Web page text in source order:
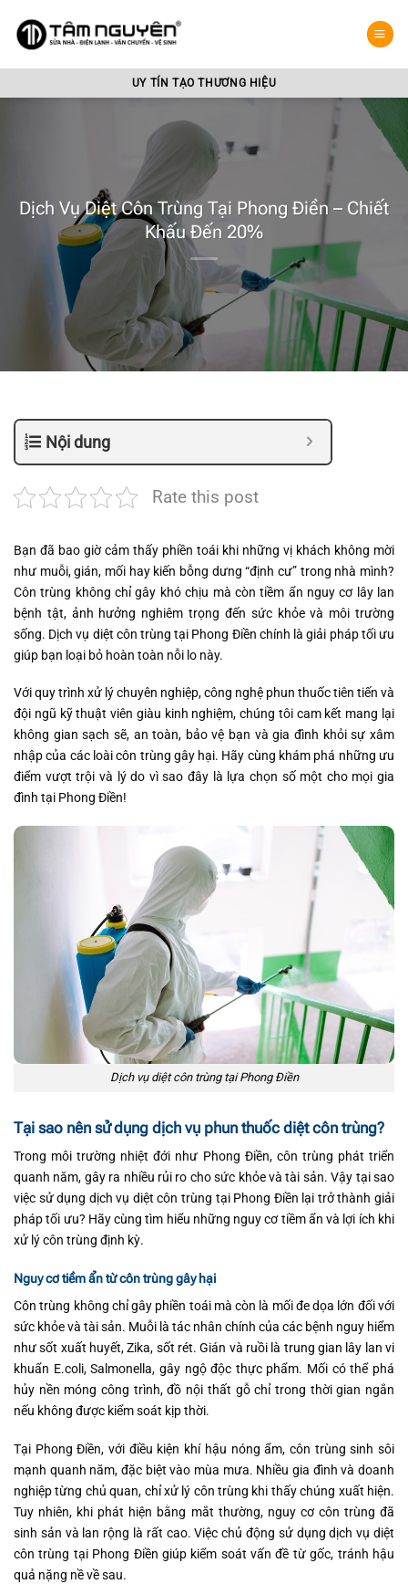
qua
dung
UY TÍN TẠO THƯƠNG HIỆU
Dịch Vụ Diệt Côn Trùng Tại Phong Điền – Chiết
Khấu Đến 20%
Nội dung
Rate this post
Bạn đã bao giờ cảm thấy phiền toái khi những vị khách không mời
như muỗi, gián, mối hay kiến bỗng dưng “định cư” trong nhà mình?
Côn trùng không chỉ gây khó chịu mà còn tiềm ẩn nguy cơ lây lan
bệnh tật, ảnh hưởng nghiêm trọng đến sức khỏe và môi trường
sống. Dịch vụ diệt côn trùng tại Phong Điền chính là giải pháp tối ưu
giúp bạn loại bỏ hoàn toàn nỗi lo này.
Với quy trình xử lý chuyên nghiệp, công nghệ phun thuốc tiên tiến và
đội ngũ kỹ thuật viên giàu kinh nghiệm, chúng tôi cam kết mang lại
không gian sạch sẽ, an toàn, bảo vệ bạn và gia đình khỏi sự xâm
nhập của các loài côn trùng gây hại. Hãy cùng khám phá những ưu
điểm vượt trội và lý do vì sao đây là lựa chọn số một cho mọi gia
đình tại Phong Điền!
Dịch vụ diệt côn trùng tại Phong Điền
Tại sao nên sử dụng dịch vụ phun thuốc diệt côn trùng?
Trong môi trường nhiệt đới như Phong Điền, côn trùng phát triển
quanh năm, gây ra nhiều rủi ro cho sức khỏe và tài sản. Vậy tại sao
việc sử dụng dịch vụ diệt côn trùng tại Phong Điền lại trở thành giải
pháp tối ưu? Hãy cùng tìm hiểu những nguy cơ tiềm ẩn và lợi ích khi
xử lý côn trùng định kỳ.
Nguy cơ tiềm ẩn từ côn trùng gây hại
Côn trùng không chỉ gây phiền toái mà còn là mối đe dọa lớn đối với
sức khỏe và tài sản. Muỗi là tác nhân chính của các bệnh nguy hiểm
như sốt xuất huyết, Zika, sốt rét. Gián và ruồi là trung gian lây lan vi
khuẩn E.coli, Salmonella, gây ngộ độc thực phẩm. Mối có thể phá
hủy nền móng công trình, đồ nội thất gỗ chỉ trong thời gian ngắn
nếu không được kiểm soát kịp thời.
Tại Phong Điền, với điều kiện khí hậu nóng ẩm, côn trùng sinh sôi
mạnh quanh năm, đặc biệt vào mùa mưa. Nhiều gia đình và doanh
nghiệp từng chủ quan, chỉ xử lý côn trùng khi thấy chúng xuất hiện.
Tuy nhiên, khi phát hiện bằng mắt thường, nguy cơ côn trùng đã
sinh sản và lan rộng là rất cao. Việc chủ động sử dụng dịch vụ diệt
côn trùng tại Phong Điền giúp kiểm soát vấn đề từ gốc, tránh hậu
quả nặng nề về sau.